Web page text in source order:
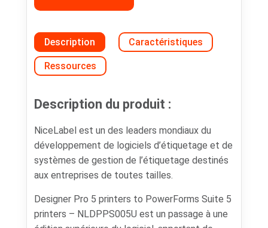
Description Caractéristiques
Ressources
Description du produit :
NiceLabel est un des leaders mondiaux du
développement de logiciels d’étiquetage et de
systèmes de gestion de l’étiquetage destinés
aux entreprises de toutes tailles.
Designer Pro 5 printers to PowerForms Suite 5
printers – NLDPPS005U est un passage à une